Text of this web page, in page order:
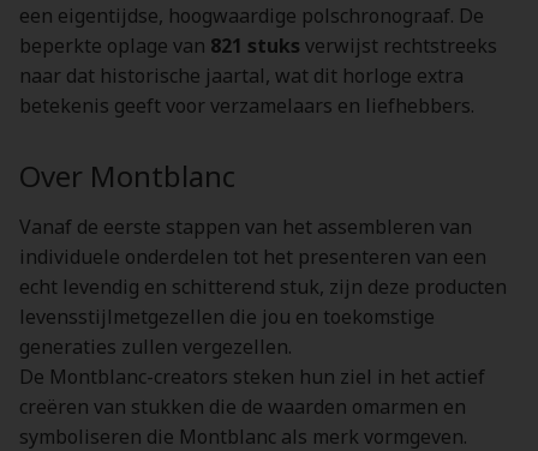
een eigentijdse, hoogwaardige polschronograaf. De
beperkte oplage van 821 stuks verwijst rechtstreeks
naar dat historische jaartal, wat dit horloge extra
betekenis geeft voor verzamelaars en liefhebbers.
Over Montblanc
Vanaf de eerste stappen van het assembleren van
individuele onderdelen tot het presenteren van een
echt levendig en schitterend stuk, zijn deze producten
levensstijlmetgezellen die jou en toekomstige
generaties zullen vergezellen.
De Montblanc-creators steken hun ziel in het actief
creëren van stukken die de waarden omarmen en
symboliseren die Montblanc als merk vormgeven.